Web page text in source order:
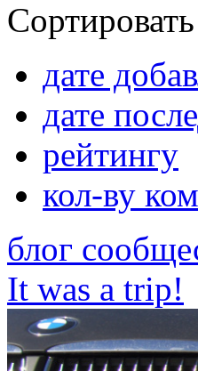
дате
дате
рейтингу
кол-ву
блог
It was a trip!